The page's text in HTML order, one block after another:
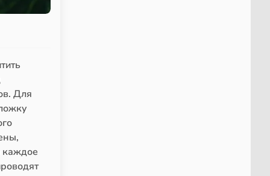
Для
каждое